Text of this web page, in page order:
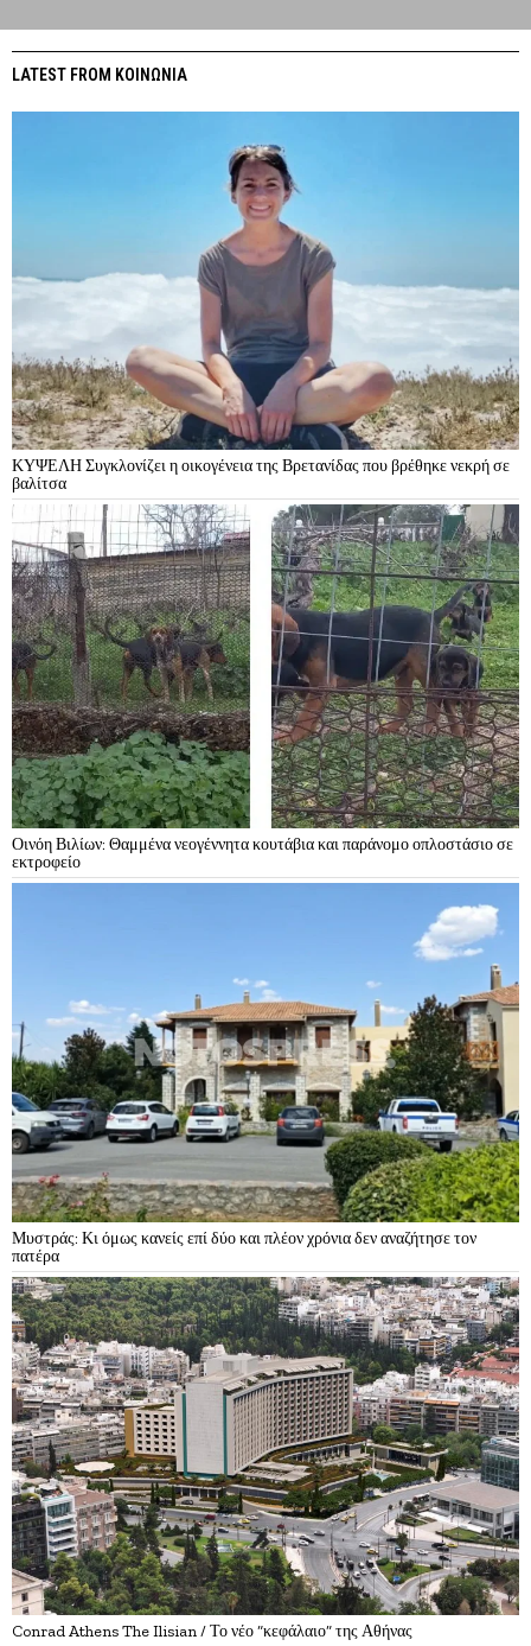
LATEST FROM ΚΟΙΝΩΝΙΑ
ΚΥΨΕΛΗ Συγκλονίζει η οικογένεια της Βρετανίδας που βρέθηκε νεκρή σε
βαλίτσα
Οινόη Βιλίων: Θαμμένα νεογέννητα κουτάβια και παράνομο οπλοστάσιο σε
εκτροφείο
Μυστράς: Κι όμως κανείς επί δύο και πλέον χρόνια δεν αναζήτησε τον
πατέρα
Conrad Athens The Ilisian / Το νέο “κεφάλαιο” της Αθήνας